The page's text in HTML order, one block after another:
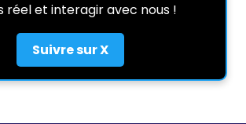
réel et interagir avec nous !
Suivre sur X